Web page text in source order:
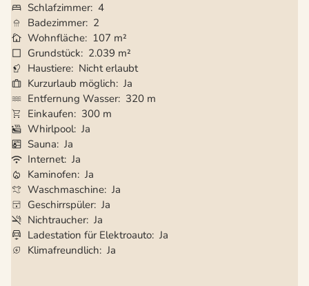
Schlafzimmer 4
Badezimmer 2
Wohnfläche 107 m²
Grundstück
2.039 m²
Haustiere Nicht erlaubt
Kurzurlaub möglich Ja
Entfernung Wasser 320 m
Einkaufen
300 m
Whirlpool Ja
Sauna Ja
Internet Ja
Kaminofen Ja
Waschmaschine Ja
Geschirrspüler Ja
Nichtraucher Ja
Ladestation für Elektroauto Ja
Klimafreundlich Ja